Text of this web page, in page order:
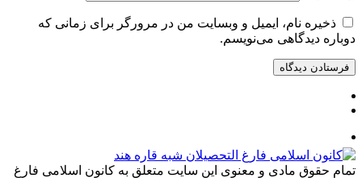
ذخیره نام، ایمیل و وبسایت من در مرورگر برای زمانی که
دوباره دیدگاهی می‌نویسم.
تمام حقوق مادی و معنوی این سایت متعلق به کانون اسلامی فارغ